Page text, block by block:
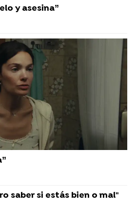
y asesina”
saber si estás bien o mal"